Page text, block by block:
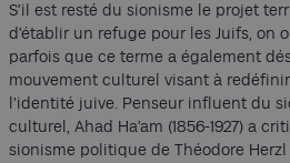
S’il est resté du sionisme le projet
d’établir un refuge pour les Juifs, on
parfois que ce terme a également
mouvement culturel visant à redéfinir
l’identité juive. Penseur influent du
culturel, Ahad Ha’am (1856-1927) a
sionisme politique de Théodore Herzl